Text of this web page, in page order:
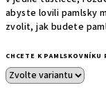
abyste lovili pamlsky
zvolit, jak budete
CHCETE K PAMLSKOVNÍKU